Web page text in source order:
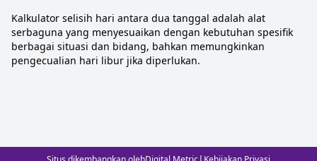
Kalkulator selisih hari antara dua tanggal adalah alat
serbaguna yang menyesuaikan dengan kebutuhan spesifik
berbagai situasi dan bidang, bahkan memungkinkan
pengecualian hari libur jika diperlukan.